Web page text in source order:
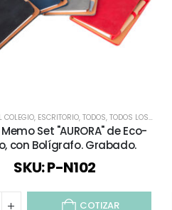
COLEGIO, ESCRITORIO, TODOS, TODOS LOS CUADERNOS Y LIBRETAS
Set "AURORA" de Eco-
con Bolígrafo. Grabado.
SKU: P-N102
COTIZAR